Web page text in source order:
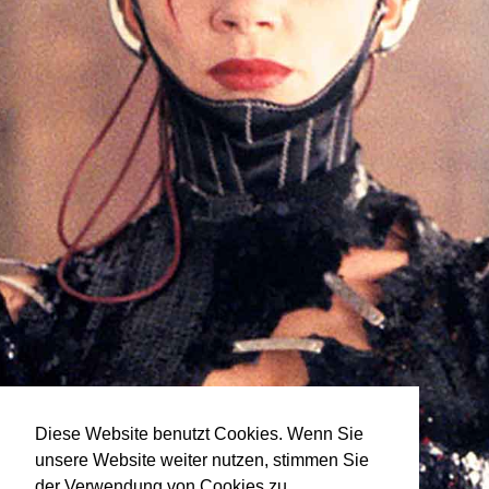
Diese Website benutzt Cookies. Wenn Sie
unsere Website weiter nutzen, stimmen Sie